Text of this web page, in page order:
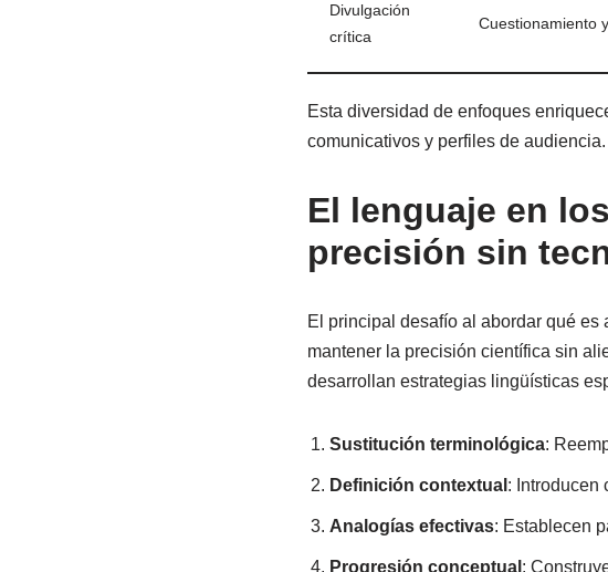
Divulgación
crítica
Cuestionamiento
Esta diversidad de enfoques
comunicativos y perfiles de audiencia.
El lenguaje en
precisión sin
El principal desafío al abordar qué
mantener la precisión científica sin
desarrollan estrategias lingüísticas
Sustitución terminológica:
Definición contextual : Introducen
Analogías efectivas: Establecen
Progresión conceptual :